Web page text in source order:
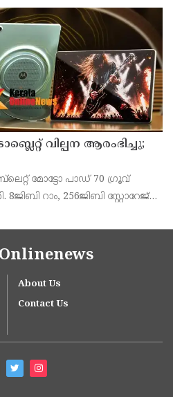
വില്പന ആരംഭിച്ചു;
മോട്ടോ പാഡ് 70 ഗ്രൂവ്
റാം, 256ജിബി സ്റ്റോറേജ്
About Us
Contact Us